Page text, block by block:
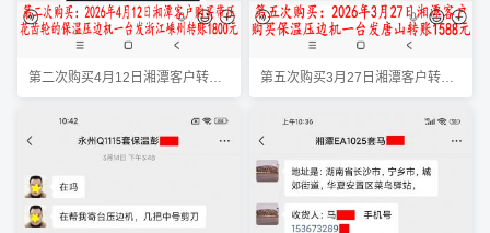
第二次购买4月12日湘潭客户转账1800元 第五次购买3月27日湘潭客户转账1588元